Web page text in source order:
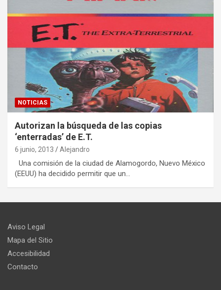
NOTICIAS
Autorizan la búsqueda de las copias
‘enterradas’ de E.T.
6 junio, 2013 Alejandro
Una comisión de la ciudad de Alamogordo, Nuevo México
(EEUU) ha decidido permitir que un…
Aviso Legal
Mapa del Sitio
Accesibilidad
Contacto